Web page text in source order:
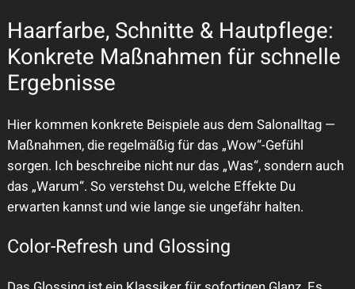
Haarfarbe, Schnitte & Hautpflege:
Konkrete Maßnahmen für schnelle
Ergebnisse
Hier kommen konkrete Beispiele aus dem Salonalltag —
Maßnahmen, die regelmäßig für das „Wow“-Gefühl
sorgen. Ich beschreibe nicht nur das „Was“, sondern auch
das „Warum“. So verstehst Du, welche Effekte Du
erwarten kannst und wie lange sie ungefähr halten.
Color-Refresh und Glossing